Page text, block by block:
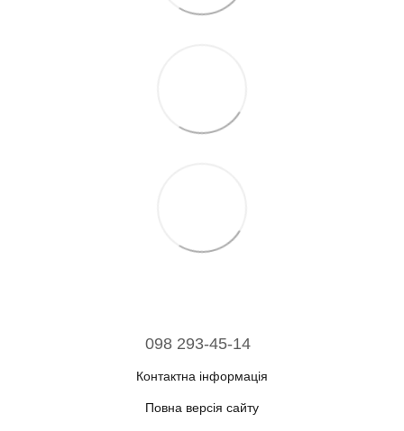
098 293-45-14
Контактна інформація
Повна версія сайту